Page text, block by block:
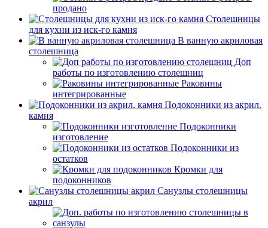
продано
Столешницы
для кухни из иск-го камня
В ванную акриловая
столешница
Доп
работы по изготовлению столешниц
Раковины
интегрированные
Подоконники из акрил.
камня
Подоконники
изготовление
Подоконники из
остатков
Кромки для
подоконников
Санузлы столешницы
акрил